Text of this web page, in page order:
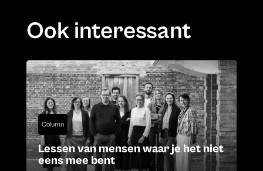
Ook interessant
Column
Lessen van mensen waar je het niet
eens mee bent